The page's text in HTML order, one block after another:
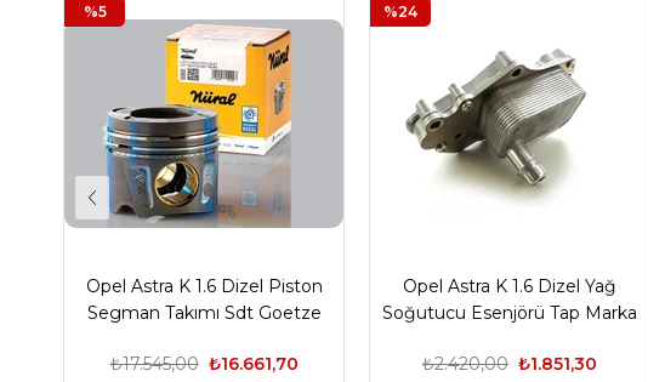
Opel Astra K 1.6 Dizel Piston
Segman Takımı Sdt Goetze
₺16.661,70
₺17.545,00
%5
Opel Astra K 1.6 Dizel Yağ
Soğutucu Esenjörü Tap Marka
₺1.851,30
₺2.420,00
%24